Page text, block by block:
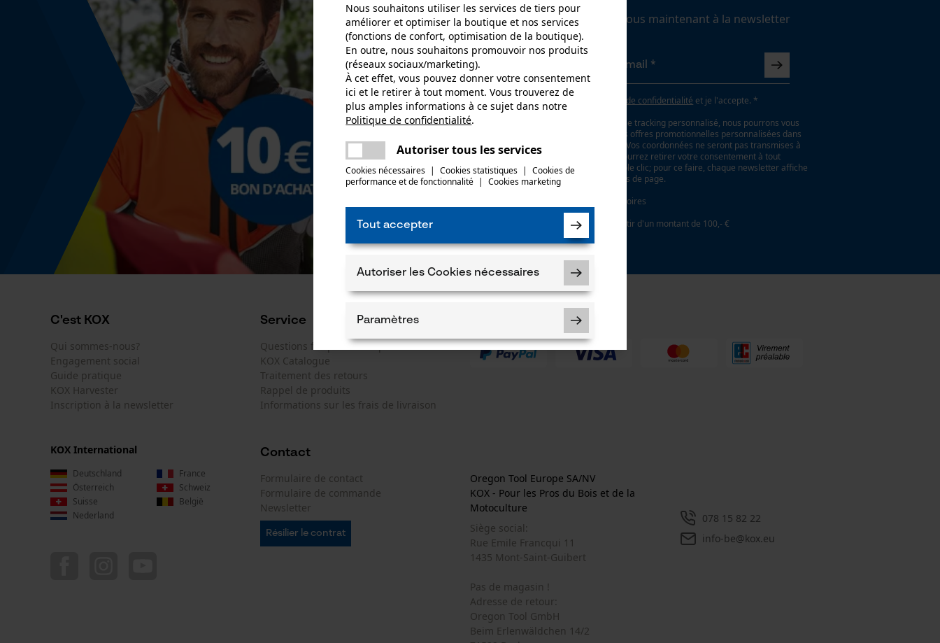
Abonnez-vous maintenant à la newsletter
politique de confidentialité et je l'accepte. *
Si vous acceptez le tracking personnalisé, nous pourrons vous
faire parvenir des offres promotionnelles personnalisées dans
notre newsletter. Vos coordonnées ne seront pas transmises à
des tiers. Vous pourrez retirer votre consentement à tout
moment sur simple clic; pour ce faire, chaque newsletter affiche
un lien tout en bas de page.
* Champs obligatoires
*** Valable à partir d'un montant de 100,- €
C'est KOX
Qui sommes-nous?
Engagement social
Guide pratique
KOX Harvester
Inscription à la newsletter
Service
Questions fréquemment posées
KOX Catalogue
Traitement des retours
Rappel de produits
Informations sur les frais de livraison
Contact
Formulaire de contact
Formulaire de commande
Newsletter
Résilier le contrat
Oregon Tool Europe SA/NV
KOX - Pour les Pros du Bois et de la
Motoculture
Siège social:
Rue Emile Francqui 11
1435 Mont-Saint-Guibert
Pas de magasin !
Adresse de retour:
Oregon Tool GmbH
Beim Erlenwäldchen 14/2
078 15 82 22
info-be@kox.eu
KOX International
Deutschland
France
Österreich
Schweiz
Suisse
België
Nederland
Nous souhaitons utiliser les services de tiers pour
améliorer et optimiser la boutique et nos services
(fonctions de confort, optimisation de la boutique).
En outre, nous souhaitons promouvoir nos produits
(réseaux sociaux/marketing).
À cet effet, vous pouvez donner votre consentement
ici et le retirer à tout moment. Vous trouverez de
plus amples informations à ce sujet dans notre
Politique de confidentialité.
Autoriser tous les services
Cookies nécessaires | Cookies statistiques |
Cookies de
performance et de fonctionnalité | Cookies marketing
Tout accepter
Autoriser les Cookies nécessaires
Paramètres
Cookies nécessaires
Vérifier linstallation de cookies
traitement des données
Econda Tag Manager
Cookies statistiques
Une erreur s'est produite. Veuillez essayer
encore.
partager